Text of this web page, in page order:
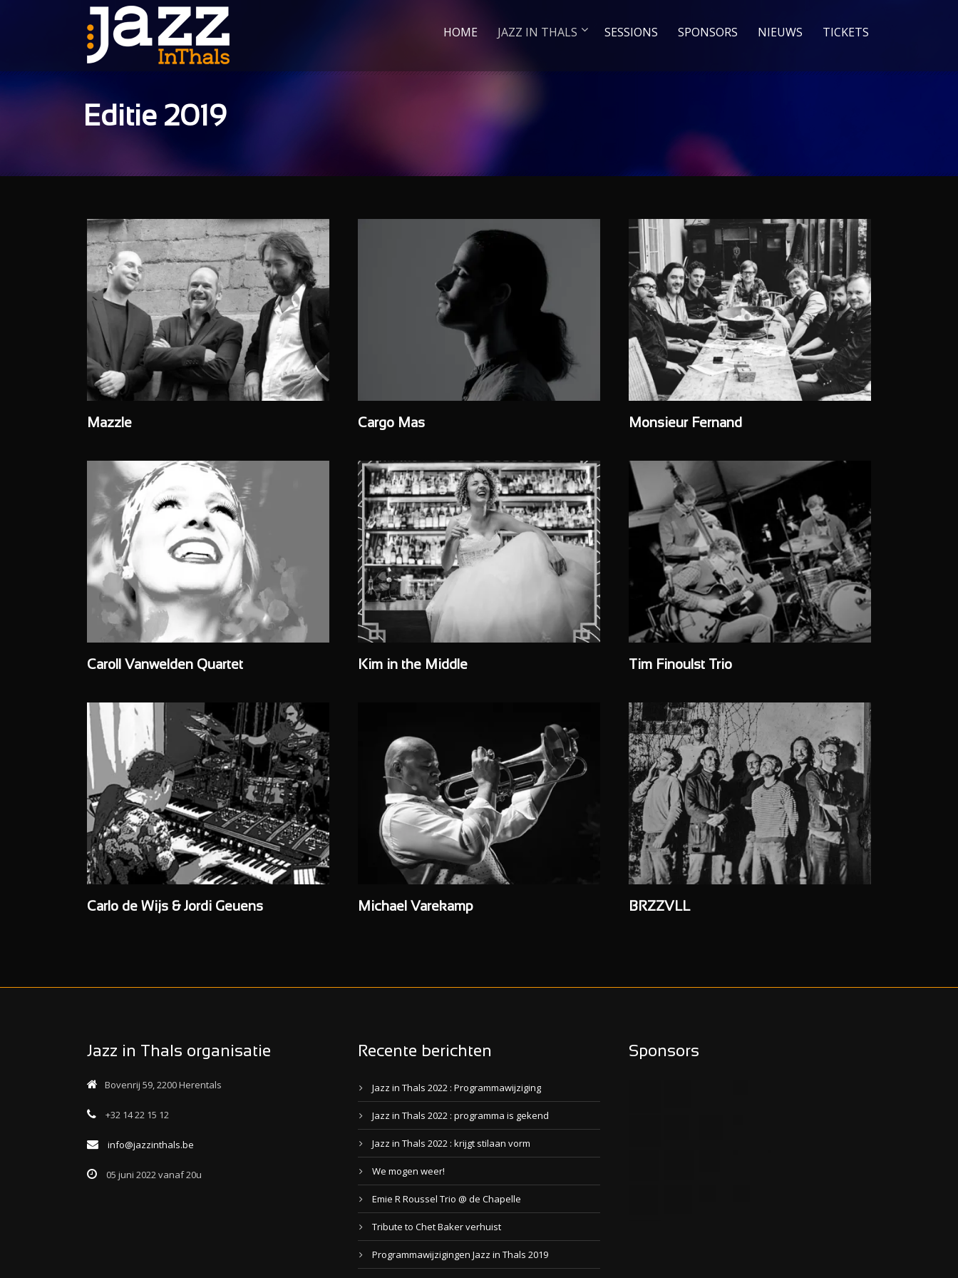
HOME JAZZ IN THALS SESSIONS SPONSORS NIEUWS TICKETS
Editie 2019
Mazzle Cargo Mas Monsieur Fernand
Caroll Vanwelden Quartet Kim in the Middle Tim Finoulst Trio
Carlo de Wijs & Jordi Geuens Michael Varekamp BRZZVLL
Jazz in Thals organisatie
Bovenrij 59, 2200 Herentals
+32 14 22 15 12
info@jazzinthals.be
05 juni 2022 vanaf 20u
Recente berichten
Jazz in Thals 2022 : Programmawijziging
Jazz in Thals 2022 : programma is gekend
Jazz in Thals 2022 : krijgt stilaan vorm
We mogen weer!
Emie R Roussel Trio @ de Chapelle
Tribute to Chet Baker verhuist
Programmawijzigingen Jazz in Thals 2019
Sponsors